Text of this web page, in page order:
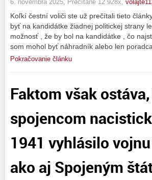
6. novembra 2025, Prečítané 12 928x,
Koľkí čestní voliči ste už prečítali tieto
byť na kandidátke žiadnej politickej strany
možnosť , že by bol na kandidátke , čo
som mohol byť náhradník alebo len
Pokračovanie článku
Faktom však
spojencom
1941 vyhlásilo
ako aj Spojeným